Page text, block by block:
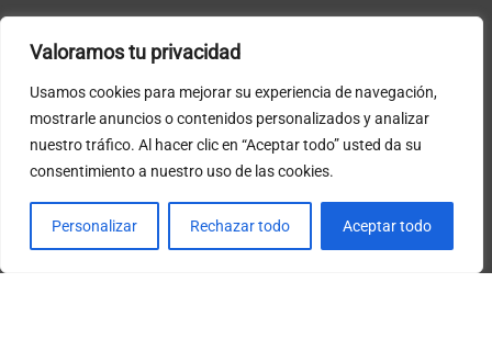
Valoramos tu privacidad
Usamos cookies para mejorar su experiencia de navegación,
mostrarle anuncios o contenidos personalizados y analizar
nuestro tráfico. Al hacer clic en “Aceptar todo” usted da su
consentimiento a nuestro uso de las cookies.
Personalizar Rechazar todo Aceptar todo
Con el patrocinio de la Excma. Diputación Provincial de